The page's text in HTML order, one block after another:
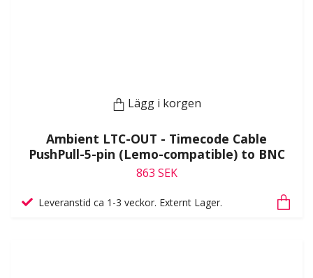
Lägg i korgen
Ambient LTC-OUT - Timecode Cable
PushPull-5-pin (Lemo-compatible) to BNC
863 SEK
Leveranstid ca 1-3 veckor. Externt Lager.